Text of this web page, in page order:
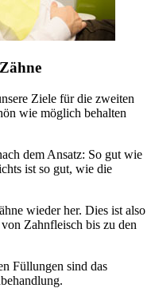
Ziele für die zweiten
wie möglich behalten
dem Ansatz: So gut wie
ist so gut, wie die
wieder her. Dies ist also
Zahnfleisch bis zu den
Füllungen sind das